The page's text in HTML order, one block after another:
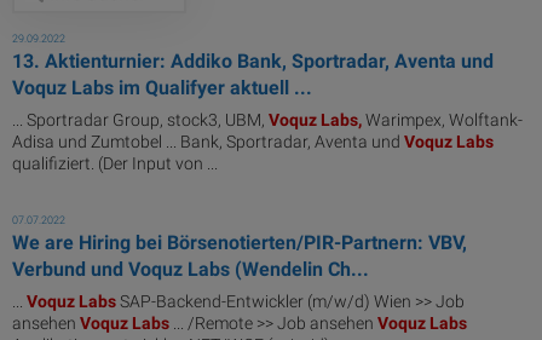
29.09.2022
13. Aktienturnier: Addiko Bank, Sportradar, Aventa und
Voquz Labs im Qualifyer aktuell ...
... Sportradar Group, stock3, UBM, Voquz Labs,Warimpex, Wolftank-
Adisa und Zumtobel ... Bank, Sportradar, Aventa und Voquz Labs
qualifiziert. (Der Input von ...
07.07.2022
We are Hiring bei Börsenotierten/PIR-Partnern: VBV,
Verbund und Voquz Labs (Wendelin Ch...
... Voquz LabsSAP-Backend-Entwickler (m/w/d) Wien >> Job
ansehen Voquz Labs ... /Remote >> Job ansehen Voquz Labs